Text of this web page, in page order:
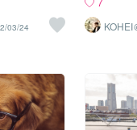
いますか？
she は違
れません。
がわかるの
音記号は実
で、漢字を見
見て読み方
を決めまし
ートする
メリカに留
りました
ることがで
組みました
て、学習し
でも、なん
多い、とい
発音を改善
、英語の文
ることで
の英語発音を
ことができ
03/24
私の生徒や
のが、 「
いです。
く話せな
デミック
事でもプラ
い人達と話
KOHEI
接練